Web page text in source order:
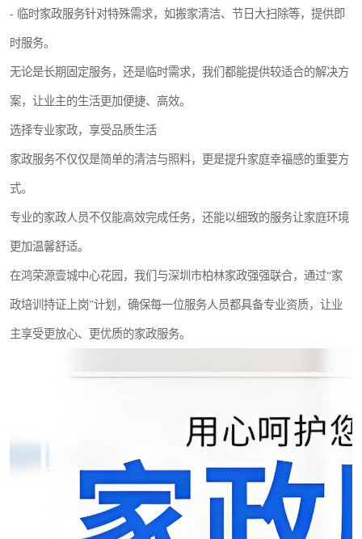
- 临时家政服务针对特殊需求，如搬家清洁、节日大扫除等，提供即
时服务。
无论是长期固定服务，还是临时需求，我们都能提供较适合的解决方
案，让业主的生活更加便捷、高效。
选择专业家政，享受品质生活
家政服务不仅仅是简单的清洁与照料，更是提升家庭幸福感的重要方
式。
专业的家政人员不仅能高效完成任务，还能以细致的服务让家庭环境
更加温馨舒适。
在鸿荣源壹城中心花园，我们与深圳市柏林家政强强联合，通过“家
政培训持证上岗”计划，确保每一位服务人员都具备专业资质，让业
主享受更放心、更优质的家政服务。